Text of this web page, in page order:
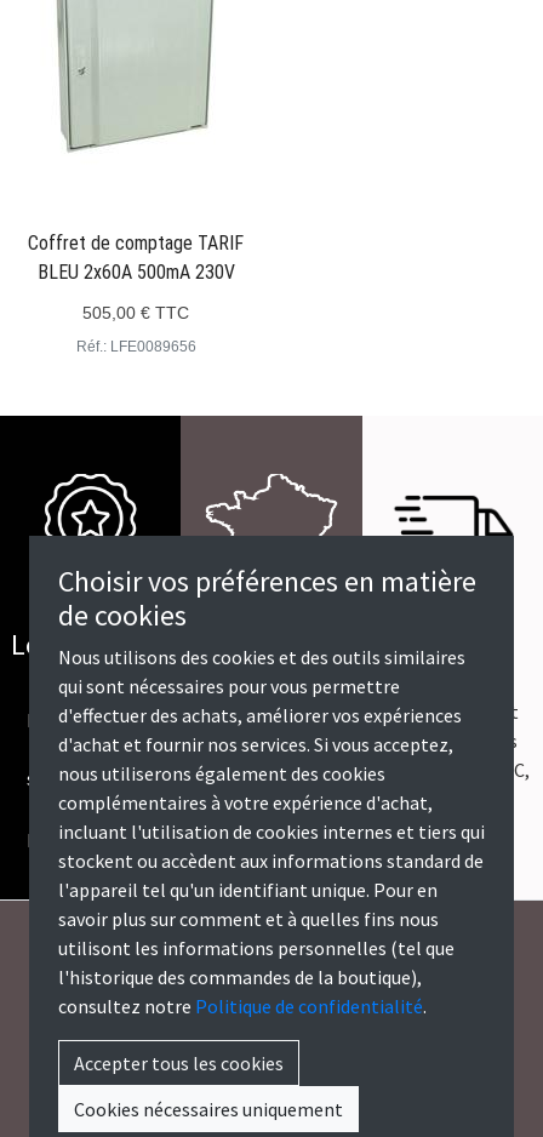
Choisir vos préférences en matière
de cookies
Nous utilisons des cookies et des outils similaires
qui sont nécessaires pour vous permettre
d'effectuer des achats, améliorer vos expériences
d'achat et fournir nos services. Si vous acceptez,
nous utiliserons également des cookies
complémentaires à votre expérience d'achat,
incluant l'utilisation de cookies internes et tiers qui
stockent ou accèdent aux informations standard de
l'appareil tel qu'un identifiant unique. Pour en
savoir plus sur comment et à quelles fins nous
utilisont les informations personnelles (tel que
l'historique des commandes de la boutique),
consultez notre Politique de confidentialité.
Accepter tous les cookies
Cookies nécessaires uniquement
Coffret de comptage TARIF
BLEU 2x60A 500mA 230V
505,00 € TTC
Réf.: LFE0089656
Les meilleurs
marques
Des produits de
qualité
selectionnés et
testés par les
professionnels.
Livraison en
France
Livraison dans
toute la France
métropolitaine,
hors Corse.
600€
Les frais de port
sont offerts dès
600€ d’achats TTC,
ou 500€ HT.
LaFabriqueElectrique.com
Politique de Livraisons •Politique de Retours
Mentions Légales•CGV Particuliers•
Confidentialité